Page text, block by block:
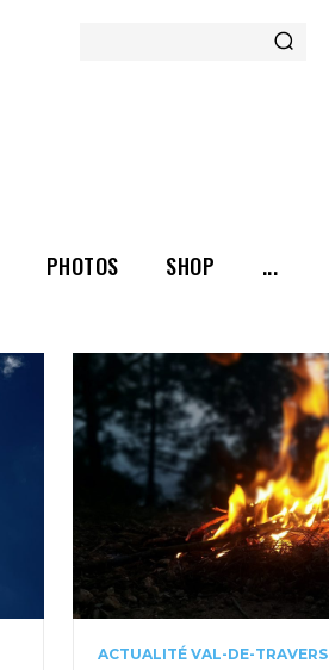
PHOTOS SHOP ...
ACTUALITÉ VAL-DE-TRAVERS